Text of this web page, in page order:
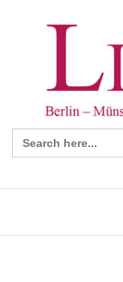
Search
for: